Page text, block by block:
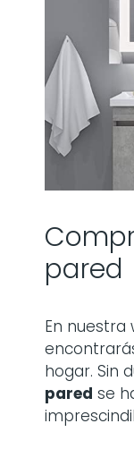
pared
En nuestra
hogar. Sin
pared se